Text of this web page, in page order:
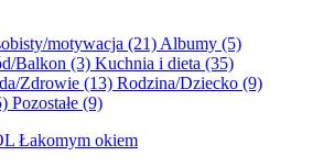
motywacja (21) Albumy (5)
Balkon (3) Kuchnia i dieta (35)
Zdrowie (13) Rodzina/Dziecko (9)
Pozostałe (9)